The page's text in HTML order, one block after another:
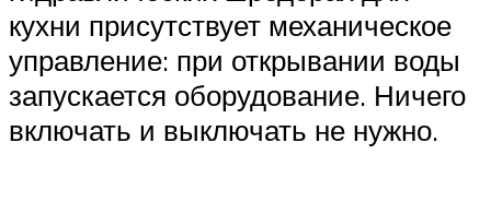
кухни присутствует механическое
управление: при открывании воды
запускается оборудование. Ничего
включать и выключать не нужно.